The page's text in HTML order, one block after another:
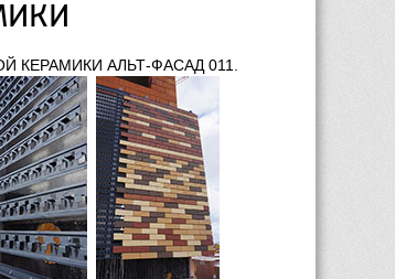
КЕРАМИКИ АЛЬТ-ФАСАД 011.